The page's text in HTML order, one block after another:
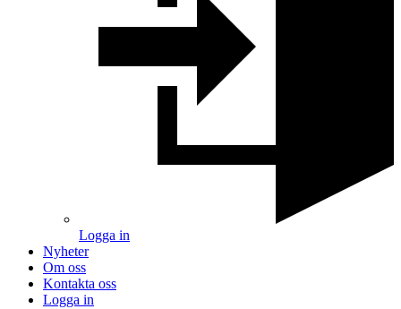
Logga in
Nyheter
Om oss
Kontakta oss
Logga in